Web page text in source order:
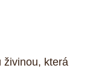
živinou, která